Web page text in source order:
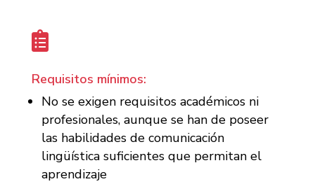

Requisitos mínimos:
No se exigen requisitos académicos ni
profesionales, aunque se han de poseer
las habilidades de comunicación
lingüística suficientes que permitan el
aprendizaje